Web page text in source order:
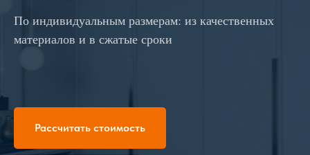
По индивидуальным размерам: из качественных
материалов и в сжатые сроки
Рассчитать стоимость